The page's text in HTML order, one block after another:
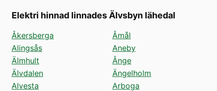
Elektri hinnad linnades Älvsbyn lähedal
Åkersberga
Alingsås
Älmhult
Älvdalen
Alvesta
Åmål
Aneby
Ånge
Ängelholm
Arboga